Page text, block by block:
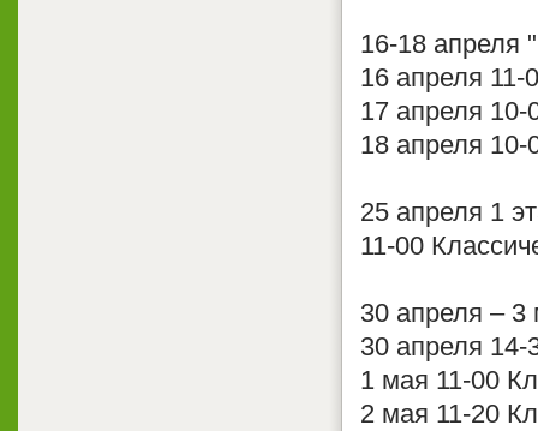
16-18 апреля
16 апреля 11-
17 апреля 10-
18 апреля 10-
25 апреля 1
11-00
30 апреля – 3
30 апреля
1 мая 11-00
2 мая 11-20